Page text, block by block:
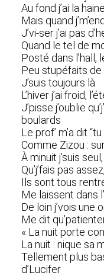
Au fond j’ai la haine
Mais quand
J’vi-ser j’ai pas
Quand le tel de
Posté dans l’hall,
Peu stupéfaits de
J’suis toujours là
L’hiver j’ai froid,
J’pisse j’oublie
boulards
Le prof’ m’a dit
Comme Zizou :
À minuit j’suis
Qu’j’fais pas
Ils sont tous
Me laissent dans
De loin j’vois une
Me dit
« La nuit porte
La nuit : nique sa
Tellement plus
d’Lucifer